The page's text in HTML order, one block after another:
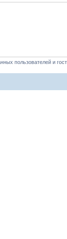
пользователей и